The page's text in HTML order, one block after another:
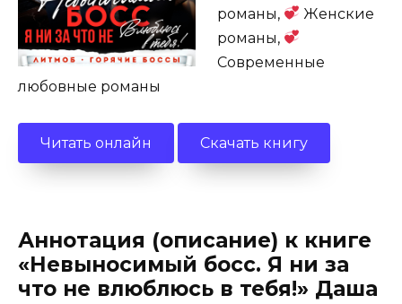
романы,
Женские
романы,
Современные
любовные романы
Читать онлайн Скачать книгу
Аннотация (описание) к книге
«Невыносимый босс. Я ни за
что не влюблюсь в тебя!» Даша